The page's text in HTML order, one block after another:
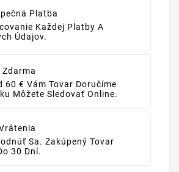
Platba
Každej Platby A
Údajov.
Zdarma
60 € Vám Tovar Doručíme
Môžete Sledovať Online.
Sa. Zakúpený Tovar
30 Dní.